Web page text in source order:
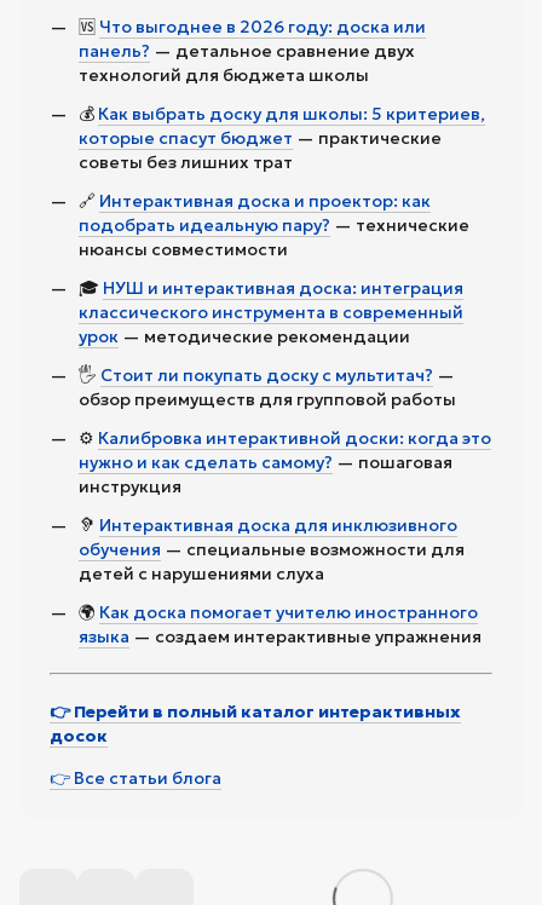
🆚 Что выгоднее в 2026 году: доска или
панель? — детальное сравнение двух
технологий для бюджета школы
💰 Как выбрать доску для школы: 5 критериев,
которые спасут бюджет — практические
советы без лишних трат
🔗 Интерактивная доска и проектор: как
подобрать идеальную пару? — технические
нюансы совместимости
🎓 НУШ и интерактивная доска: интеграция
классического инструмента в современный
урок — методические рекомендации
🖐️ Стоит ли покупать доску с мультитач? —
обзор преимуществ для групповой работы
⚙️ Калибровка интерактивной доски: когда это
нужно и как сделать самому? — пошаговая
инструкция
🦻 Интерактивная доска для инклюзивного
обучения — специальные возможности для
детей с нарушениями слуха
🌍 Как доска помогает учителю иностранного
языка — создаем интерактивные упражнения
👉 Перейти в полный каталог интерактивных
досок
👉 Все статьи блога